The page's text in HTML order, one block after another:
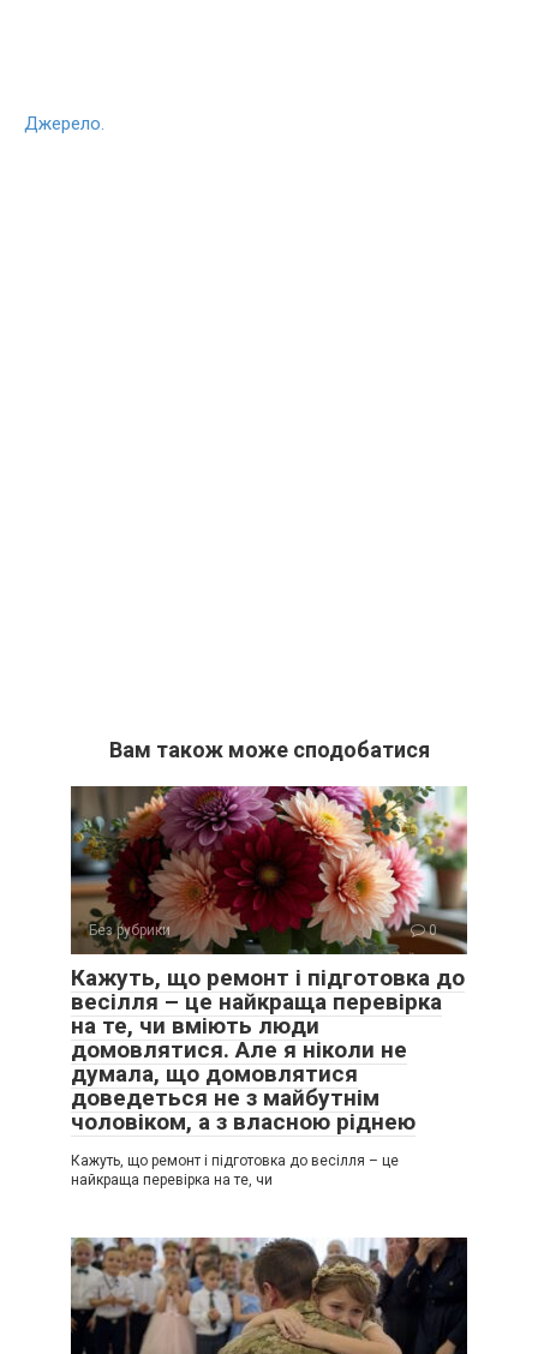
Джерело.
Вам також може сподобатися
Без рубрики 0
Кажуть, що ремонт і підготовка до
весілля – це найкраща перевірка
на те, чи вміють люди
домовлятися. Але я ніколи не
думала, що домовлятися
доведеться не з майбутнім
чоловіком, а з власною ріднею
Кажуть, що ремонт і підготовка до весілля – це
найкраща перевірка на те, чи